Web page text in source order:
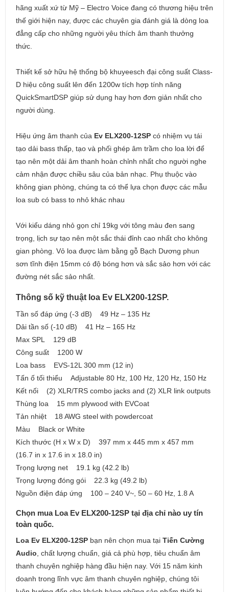
hãng xuất xứ từ Mỹ – Electro Voice đang có thương hiệu trên
thế giới hiện nay, được các chuyên gia đánh giá là dòng loa
đẳng cấp cho những người yêu thích âm thanh thưởng
thức.
Thiết kế sở hữu hệ thống bộ khuyeesch đại công suất Class-
D hiệu công suất lên đến 1200w tích hợp tính năng
QuickSmartDSP giúp sử dụng hay hơn đơn giản nhất cho
người dùng.
Hiệu ứng âm thanh của Ev ELX200-12SP có nhiệm vụ tái
tạo dải bass thấp, tạo và phối ghép âm trầm cho loa lời để
tạo nên một dải âm thanh hoàn chỉnh nhất cho người nghe
cảm nhận được chiều sâu của bản nhạc. Phụ thuộc vào
không gian phòng, chúng ta có thể lựa chọn được các mẫu
loa sub có bass to nhỏ khác nhau
Với kiểu dáng nhỏ gọn chỉ 19kg với tông màu đen sang
trọng, lịch sự tạo nên một sắc thái đỉnh cao nhất cho không
gian phòng. Vỏ loa được làm bằng gỗ Bạch Dương phun
sơn tĩnh điện 15mm có độ bóng hơn và sắc sảo hơn với các
đường nét sắc sảo nhất.
Thông số kỹ thuật loa Ev ELX200-12SP.
Tần số đáp ứng (-3 dB) 49 Hz – 135 Hz
Dải tần số (-10 dB) 41 Hz – 165 Hz
Max SPL 129 dB
Công suất 1200 W
Loa bass EVS-12L 300 mm (12 in)
Tấn ố tối thiểu Adjustable 80 Hz, 100 Hz, 120 Hz, 150 Hz
Kết nối (2) XLR/TRS combo jacks and (2) XLR link outputs
Thùng loa 15 mm plywood with EVCoat
Tản nhiệt 18 AWG steel with powdercoat
Màu Black or White
Kích thước (H x W x D) 397 mm x 445 mm x 457 mm
(16.7 in x 17.6 in x 18.0 in)
Trọng lượng net 19.1 kg (42.2 lb)
Trọng lượng đóng gói 22.3 kg (49.2 lb)
Nguồn điện đáp ứng 100 – 240 V~, 50 – 60 Hz, 1.8 A
Chọn mua Loa Ev ELX200-12SP tại địa chỉ nào uy tín
toàn quốc.
Loa Ev ELX200-12SP bạn nên chọn mua tại Tiến Cường
Audio , chất lượng chuẩn, giá cả phù hợp, tiêu chuẩn âm
thanh chuyên nghiệp hàng đầu hiện nay. Với 15 năm kinh
doanh trong lĩnh vực âm thanh chuyên nghiệp, chúng tôi